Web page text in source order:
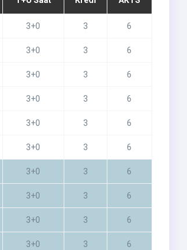
3+0 3 6
3+0 3 6
3+0 3 6
3+0 3 6
3+0 3 6
3+0 3 6
3+0 3 6
3+0 3 6
3+0 3 6
3+0 3 6